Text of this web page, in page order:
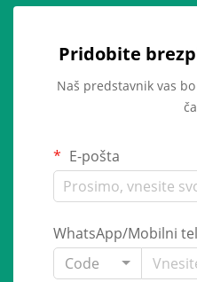
Pridobite
Naš predstavnik vas
E-pošta
WhatsApp/Mobilni
Code